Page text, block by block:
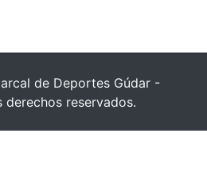
de Deportes Gúdar -
derechos reservados.